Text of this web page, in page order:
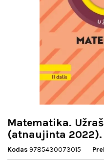
Matematika.
(atnaujinta 2022).
Kodas 9785430073015